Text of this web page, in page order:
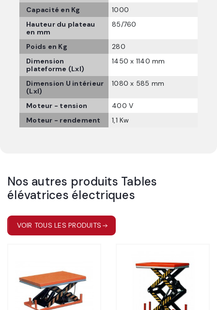
Capacité en Kg
1000
Hauteur du plateau
en mm
85/760
Poids en Kg
280
Dimension
plateforme (Lxl)
1450 x 1140 mm
Dimension U intérieur
(Lxl)
1080 x 585 mm
Moteur - tension
400 V
Moteur - rendement
1,1 Kw
Nos autres produits Tables
élévatrices électriques
VOIR TOUS LES PRODUITS